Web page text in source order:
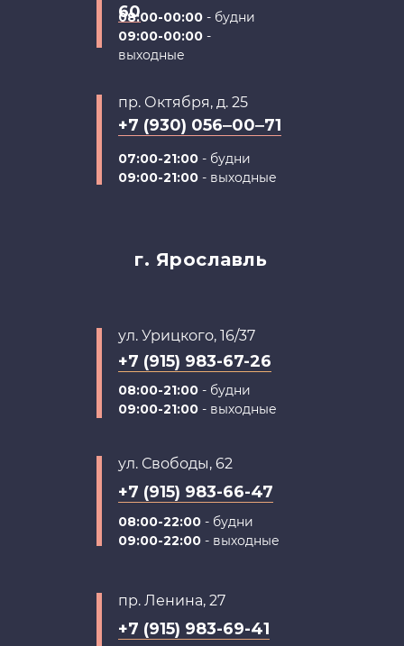
г. Ярославль
ул. Урицкого, 16/37
ул. Свободы, 62
08:00-22:00 - будни
09:00-22:00 - выходные
08:00-21:00 - будни
09:00-21:00 - выходные
+7 (915) 983-67-26
+7 (915) 983-66-47
пр. Ленина, 27
+7 (915) 983-69-41
08:00-00:00 - будни
09:00-00:00 -
выходные
60
пр. Октября, д. 25
07:00-21:00 - будни
09:00-21:00 - выходные
+7 (930) 056‒00‒71